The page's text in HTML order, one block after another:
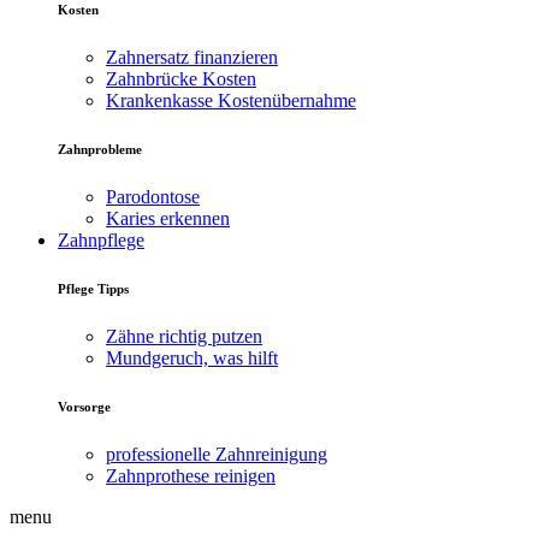
Kosten
Zahnersatz finanzieren
Zahnbrücke Kosten
Krankenkasse Kostenübernahme
Zahnprobleme
Parodontose
Karies erkennen
Zahnpflege
Pflege Tipps
Zähne richtig putzen
Mundgeruch, was hilft
Vorsorge
professionelle Zahnreinigung
Zahnprothese reinigen
menu